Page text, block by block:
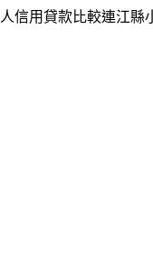
信用貸款比較連江縣